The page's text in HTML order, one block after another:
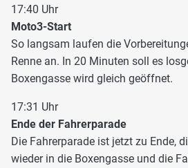
17:40 Uhr
Moto3-Start
So langsam laufen die
Renne an. In 20 Minuten soll es
Boxengasse wird gleich geöffnet.
17:31 Uhr
Ende der Fahrerparade
Die Fahrerparade ist jetzt zu Ende,
wieder in die Boxengasse und die